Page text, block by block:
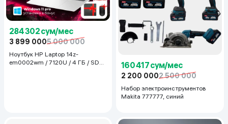
284 302 сум/мес
3 899 0005 000 000
Ноутбук HP Laptop 14z-
em0002wm / 7120U / 4 ГБ / SDD
160 417 сум/мес
2 200 0002 500 000
Набор электроинструментов
Makita 777777, синий